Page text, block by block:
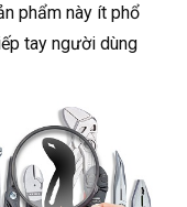
phẩm này ít phổ
tay người dùng